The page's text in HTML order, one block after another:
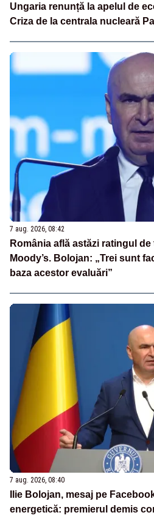
Ungaria renunță la apelul de
Criza de la centrala nucleară
7 aug. 2026, 08:42
România află astăzi ratingul
Moody’s. Bolojan: „Trei sunt
baza acestor evaluări”
7 aug. 2026, 08:40
Ilie Bolojan, mesaj pe
energetică: premierul demis